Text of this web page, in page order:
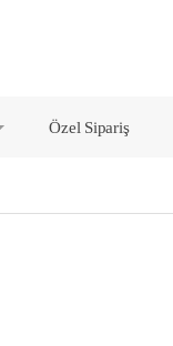
Özel Sipariş